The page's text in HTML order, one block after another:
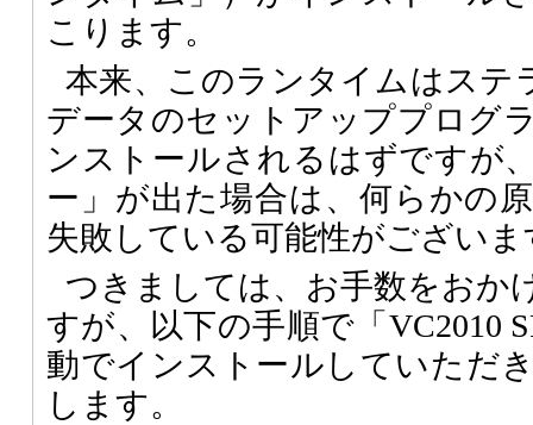
こります。
本来、このランタイムはステ
データのセットアッププログ
ンストールされるはずですが
ー」が出た場合は、何らかの
失敗している可能性がございま
つきましては、お手数をおか
すが、以下の手順で「VC2010
動でインストールしていただ
します。